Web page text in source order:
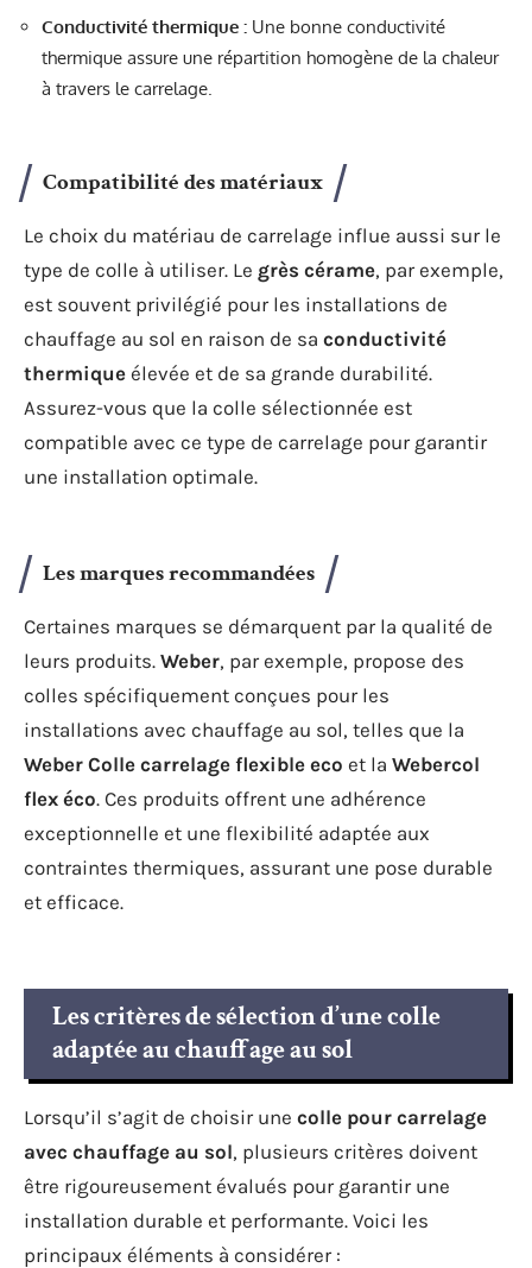
Conductivité thermique : Une bonne conductivité
thermique assure une répartition homogène de la chaleur
à travers le carrelage.
Compatibilité des matériaux
Le choix du matériau de carrelage influe aussi sur le
type de colle à utiliser. Le grès cérame, par exemple,
est souvent privilégié pour les installations de
chauffage au sol en raison de sa conductivité
thermique élevée et de sa grande durabilité.
Assurez-vous que la colle sélectionnée est
compatible avec ce type de carrelage pour garantir
une installation optimale.
Les marques recommandées
Certaines marques se démarquent par la qualité de
leurs produits. Weber, par exemple, propose des
colles spécifiquement conçues pour les
installations avec chauffage au sol, telles que la
Weber Colle carrelage flexible eco et la Webercol
flex éco. Ces produits offrent une adhérence
exceptionnelle et une flexibilité adaptée aux
contraintes thermiques, assurant une pose durable
et efficace.
Les critères de sélection d’une colle
adaptée au chauffage au sol
Lorsqu’il s’agit de choisir une colle pour carrelage
avec chauffage au sol, plusieurs critères doivent
être rigoureusement évalués pour garantir une
installation durable et performante. Voici les
principaux éléments à considérer :